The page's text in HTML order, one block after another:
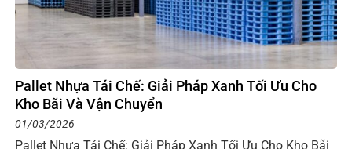
Pallet Nhựa Tái Chế: Giải Pháp Xanh Tối Ưu Cho
Kho Bãi Và Vận Chuyển
01/03/2026
Pallet Nhựa Tái Chế: Giải Pháp Xanh Tối Ưu Cho Kho Bãi